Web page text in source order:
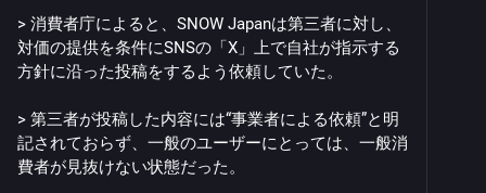
> 消費者庁によると、SNOW Japanは第三者に対し、
対価の提供を条件にSNSの「X」上で自社が指示する
方針に沿った投稿をするよう依頼していた。
> 第三者が投稿した内容には“事業者による依頼”と明
記されておらず、一般のユーザーにとっては、一般消
費者が見抜けない状態だった。